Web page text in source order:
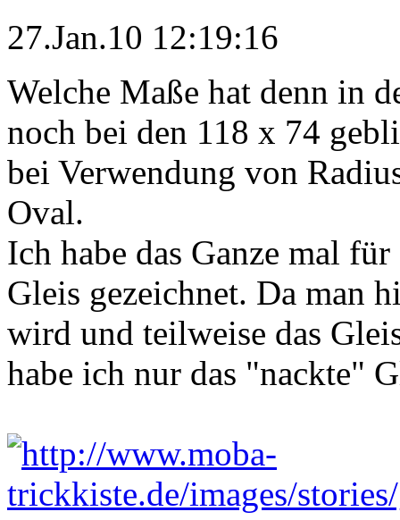
27.Jan.10 12:19:16
Welche Maße hat denn in
noch bei den 118 x 74
bei Verwendung von
Oval.
Ich habe das Ganze mal
Gleis gezeichnet. Da man
wird und teilweise das
habe ich nur das "nackte"